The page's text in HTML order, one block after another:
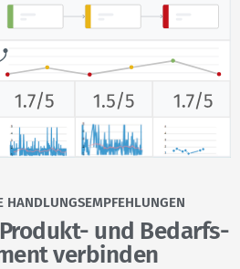
HANDLUNGSEMPFEHLUNGEN
und Bedarfs­
verbinden